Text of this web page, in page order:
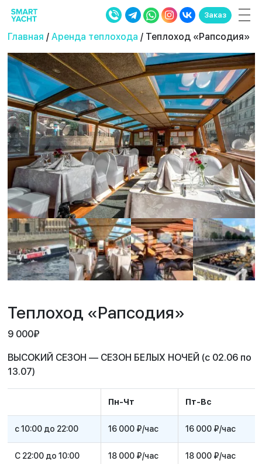
Заказ
Главная / Аренда теплохода / Теплоход «Рапсодия»
Теплоход «Рапсодия»
9 000₽
ВЫСОКИЙ СЕЗОН — СЕЗОН БЕЛЫХ НОЧЕЙ (с 02.06 по
13.07)
Пн-Чт Пт-Вс
с 10:00 до 22:00 16 000 ₽/час 16 000 ₽/час
С 22:00 до 10:00 18 000 ₽/час 18 000 ₽/час